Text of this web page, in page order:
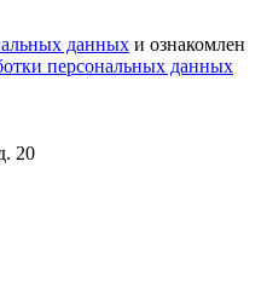
данных и ознакомлен
персональных данных
20